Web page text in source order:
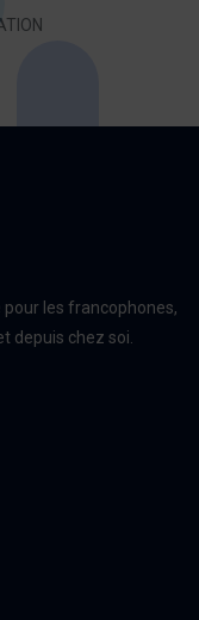
pour les francophones,
depuis chez soi.